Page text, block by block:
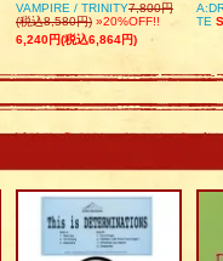
VAMPIRE / TRINITY7,800円
(税込8,580円) »20%OFF!!
6,240円(税込6,864円)
TE